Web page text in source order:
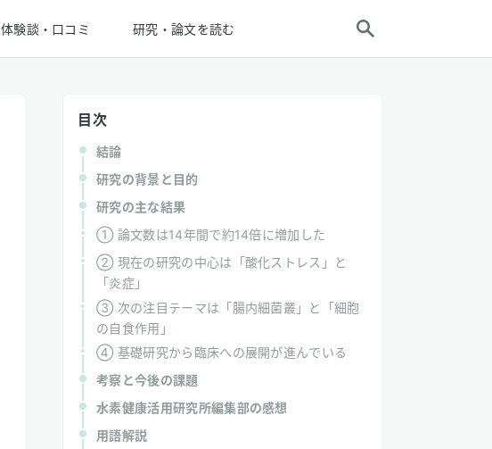
体験談・口コミ 研究・論文を読む
目次
結論
研究の背景と目的
研究の主な結果
① 論文数は14年間で約14倍に増加した
② 現在の研究の中心は「酸化ストレス」と
「炎症」
③ 次の注目テーマは「腸内細菌叢」と「細胞
の自食作用」
④ 基礎研究から臨床への展開が進んでいる
考察と今後の課題
水素健康活用研究所編集部の感想
用語解説